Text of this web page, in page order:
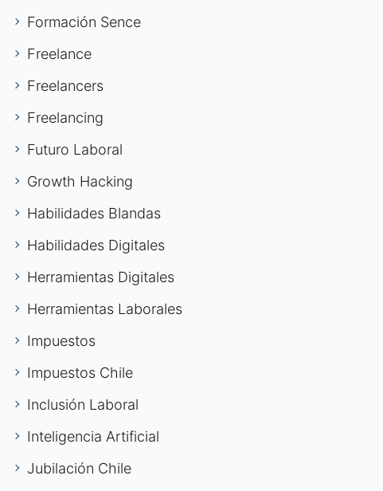
Formación Sence
Freelance
Freelancers
Freelancing
Futuro Laboral
Growth Hacking
Habilidades Blandas
Habilidades Digitales
Herramientas Digitales
Herramientas Laborales
Impuestos
Impuestos Chile
Inclusión Laboral
Inteligencia Artificial
Jubilación Chile